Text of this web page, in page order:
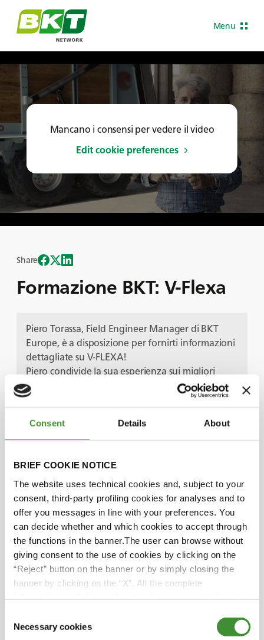
Consent Details About
BRIEF COOKIE NOTICE
The website uses technical cookies and, subject to your
consent, third-party profiling cookies for analyses and to
offer you messages in line with your preferences. You
can decide whether and which cookies to accept through
the functions in the banner.The user can browse without
giving consent to the use of cookies by clicking on the
“Reject” button on the banner or by simply closing the
banner by clicking on the “X”. All the complete
Selection
Necessary cookies
Menu
Mancano i consensi per vedere il video
Edit cookie preferences
Formazione BKT: V-Flexa
Share
Piero Torassa, Field Engineer Manager di BKT
Europe, è a disposizione per fornirti informazioni
dettagliate su V-FLEXA!
Piero condivide la sua esperienza sui migliori
pneumatici per rimorchi agricoli in grado di
ridurre il compattamento del terreno.
carichi pesanti, sia in campo che su strada ed i
motivi per cui la nostra tecnologia specialistica VF
della pressione.
I nostri pneumatici V-FLEXA offrono i seguenti
vantaggi:
Riduzione della compattazione del terreno.
Proprietà autopulenti.
Elevate prestazioni su strada.
Guarda il video completo per scoprire se V-FLEXA
è lo pneumatico che fa per te, oppure visita il sito
web di BKT per informazioni complete sul
prodotto.